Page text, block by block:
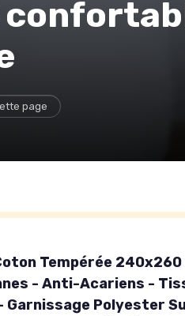
page
Tempérée 240x260
- Anti-Acariens -
Garnissage Polyester